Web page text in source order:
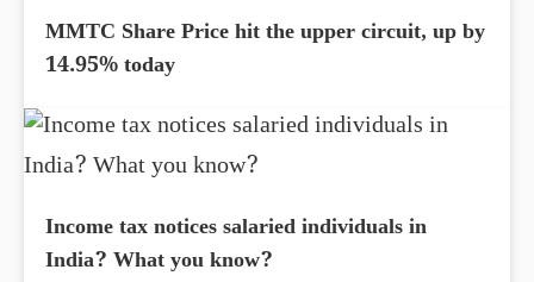
MMTC Share Price hit the upper circuit, up by
14.95% today
Income tax notices salaried individuals in
India? What you know?